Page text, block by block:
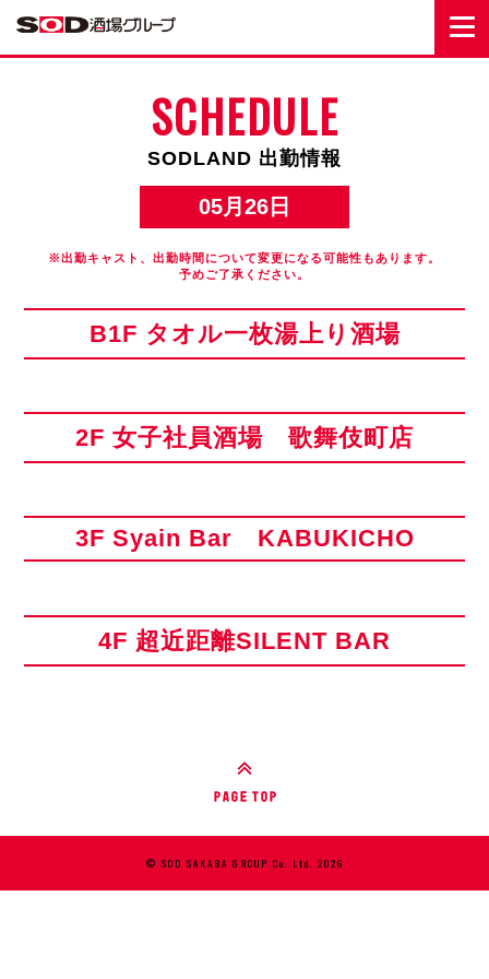
SCHEDULE
SODLAND 出勤情報
05月26日
※出勤キャスト、出勤時間について変更になる可能性もあります。
予めご了承ください。
B1F タオル一枚湯上り酒場
2F 女子社員酒場 歌舞伎町店
3F Syain Bar KABUKICHO
4F 超近距離SILENT BAR
© SOD SAKABA GROUP Co. Ltd. 2026